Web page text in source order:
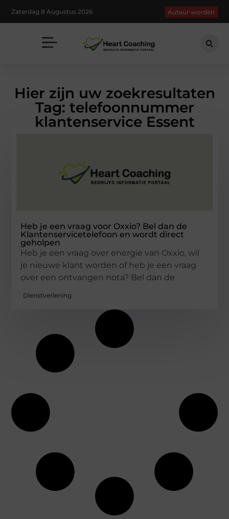
Zaterdag 8 Augustus 2026 Auteur worden
Hier zijn uw zoekresultaten
Tag: telefoonnummer
klantenservice Essent
Heb je een vraag voor Oxxio? Bel dan de
Klantenservicetelefoon en wordt direct
geholpen
Heb je een vraag over energie van Oxxio, wil
je nieuwe klant worden of heb je een vraag
over een ontvangen nota? Bel dan de
Dienstverlening